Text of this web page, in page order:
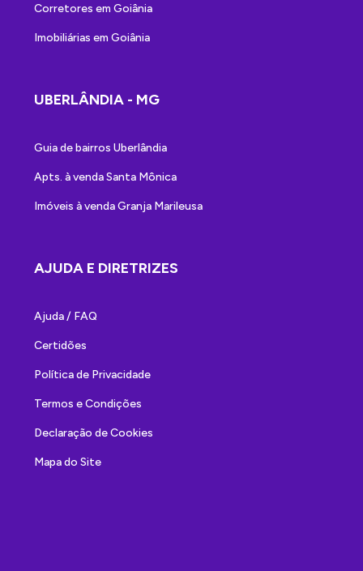
Corretores em Goiânia
Imobiliárias em Goiânia
UBERLÂNDIA - MG
Guia de bairros Uberlândia
Apts. à venda Santa Mônica
Imóveis à venda Granja Marileusa
AJUDA E DIRETRIZES
Ajuda / FAQ
Certidões
Política de Privacidade
Termos e Condições
Declaração de Cookies
Mapa do Site